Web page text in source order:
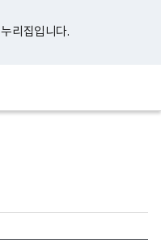
리집입니다.
검